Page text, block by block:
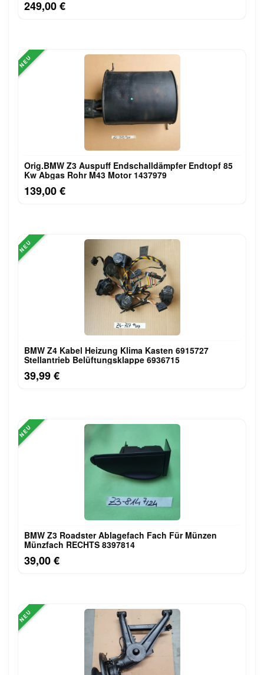
249,00 €
NEU
Orig.BMW Z3 Auspuff Endschalldämpfer Endtopf 85
Kw Abgas Rohr M43 Motor 1437979
139,00 €
NEU
BMW Z4 Kabel Heizung Klima Kasten 6915727
Stellantrieb Belüftungsklappe 6936715
39,99 €
NEU
BMW Z3 Roadster Ablagefach Fach Für Münzen
Münzfach RECHTS 8397814
39,00 €
NEU